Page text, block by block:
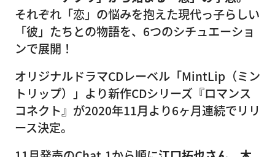
それぞれ「恋」の悩みを抱えた現代っ子らしい
「彼」たちとの物語を、6つのシチュエーショ
ンで展開！
オリジナルドラマCDレーベル「MintLip（ミン
トリップ）」より新作CDシリーズ『ロマンス
コネクト』が2020年11月より6ヶ月連続でリリ
ース決定。